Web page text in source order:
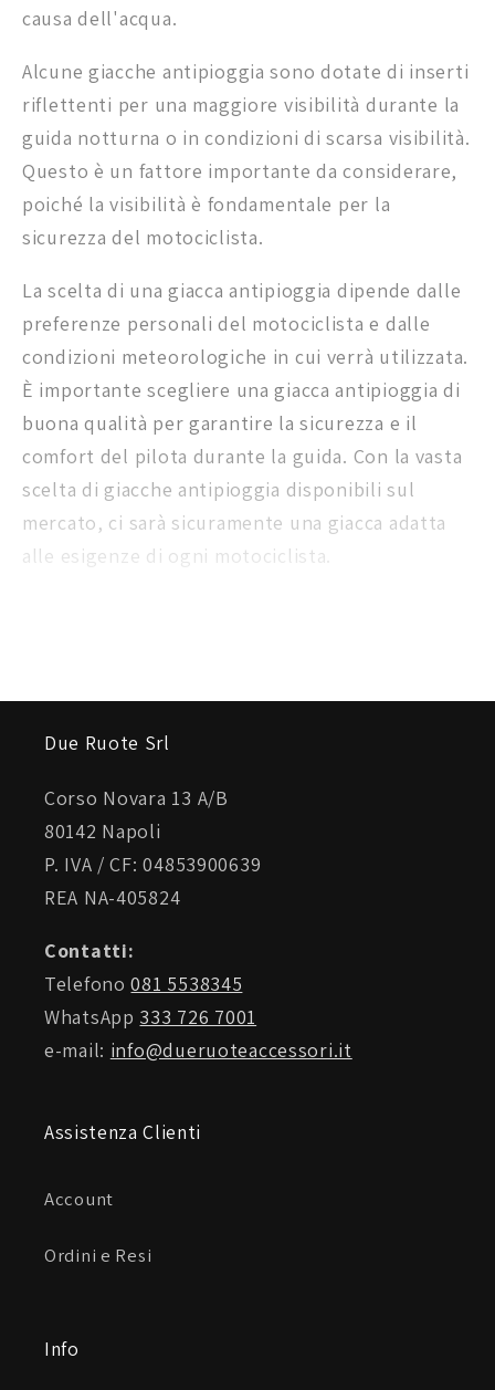
causa dell'acqua.
Alcune giacche antipioggia sono dotate di inserti
riflettenti per una maggiore visibilità durante la
guida notturna o in condizioni di scarsa visibilità.
Questo è un fattore importante da considerare,
poiché la visibilità è fondamentale per la
sicurezza del motociclista.
La scelta di una giacca antipioggia dipende dalle
preferenze personali del motociclista e dalle
condizioni meteorologiche in cui verrà utilizzata.
È importante scegliere una giacca antipioggia di
buona qualità per garantire la sicurezza e il
comfort del pilota durante la guida. Con la vasta
scelta di giacche antipioggia disponibili sul
mercato, ci sarà sicuramente una giacca adatta
alle esigenze di ogni motociclista.
Due Ruote Srl
Corso Novara 13 A/B
80142 Napoli
P. IVA / CF: 04853900639
REA NA-405824
Contatti:
Telefono081 5538345
WhatsApp 333 726 7001
e-mail: info@dueruoteaccessori.it
Assistenza Clienti
Account
Ordini e Resi
Info